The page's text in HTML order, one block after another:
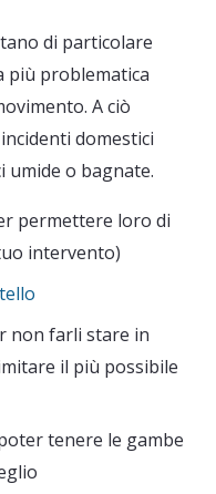
di particolare
più problematica
A ciò
domestici
umide o bagnate.
permettere loro di
intervento)
non farli stare in
il più possibile
tenere le gambe